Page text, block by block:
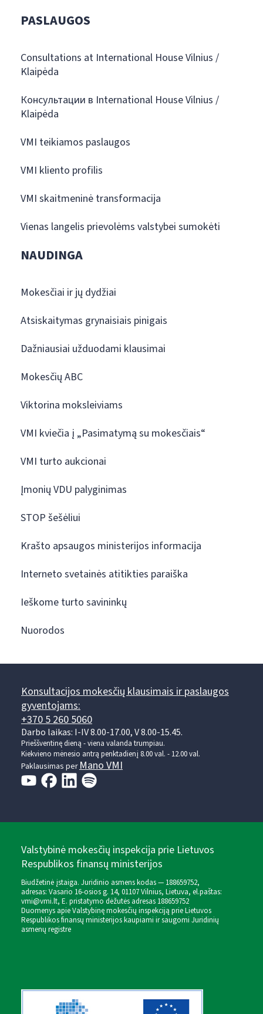
PASLAUGOS
Consultations at International House Vilnius /
Klaipėda
Консультации в International House Vilnius /
Klaipėda
VMI teikiamos paslaugos
VMI kliento profilis
VMI skaitmeninė transformacija
Vienas langelis prievolėms valstybei sumokėti
NAUDINGA
Mokesčiai ir jų dydžiai
Atsiskaitymas grynaisiais pinigais
Dažniausiai užduodami klausimai
Mokesčių ABC
Viktorina moksleiviams
VMI kviečia į „Pasimatymą su mokesčiais“
VMI turto aukcionai
Įmonių VDU palyginimas
STOP šešėliui
Krašto apsaugos ministerijos informacija
Interneto svetainės atitikties paraiška
Ieškome turto savininkų
Nuorodos
Konsultacijos mokesčių klausimais ir paslaugos
gyventojams:
+370 5 260 5060
Darbo laikas: I-IV 8.00-17.00, V 8.00-15.45.
Prieššventinę dieną - viena valanda trumpiau.
Kiekvieno mėnesio antrą penktadienį 8.00 val. - 12.00 val.
Paklausimas perMano VMI
Valstybinė mokesčių inspekcija prie Lietuvos
Respublikos finansų ministerijos
Biudžetinė įstaiga. Juridinio asmens kodas — 188659752,
adresas: Vasario 16-osios g. 14, 01107 Vilnius, Lietuva, el.paštas:
vmi@vmi.lt, E. pristatymo dėžutės adresas 188659752
Duomenys apie Valstybinę mokesčių inspekciją prie Lietuvos
Respublikos finansų ministerijos kaupiami ir saugomi Juridinių
asmenų registre